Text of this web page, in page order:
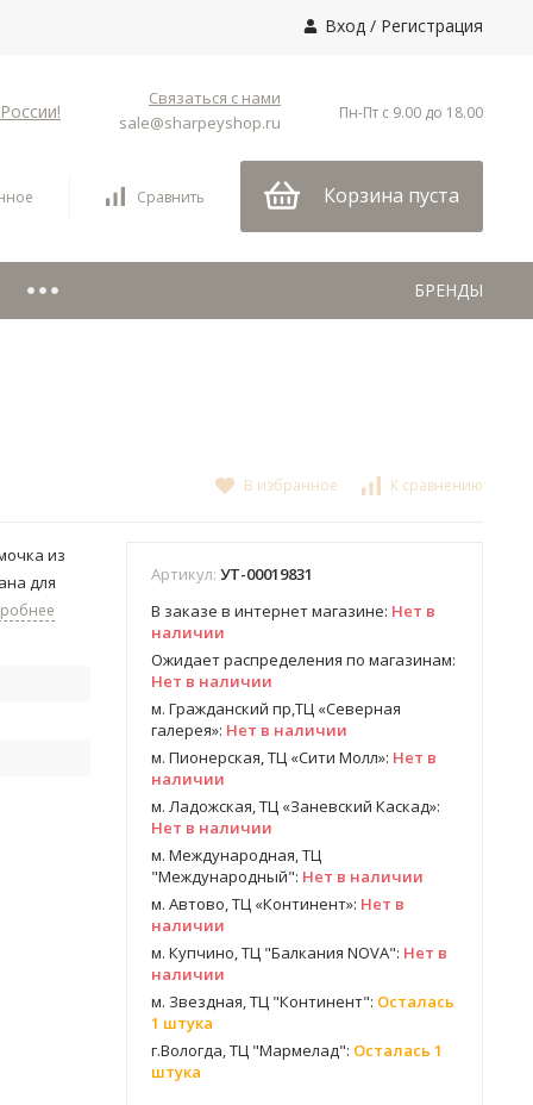
Вход / Регистрация
Связаться с нами
sale@sharpeyshop.ru
Пн-Пт с 9.00 до 18.00
Сравнить Корзина пуста
БРЕНДЫ
В избранное К сравнению
из
для
Артикул: УТ-00019831
В заказе в интернет магазине: Нет в
наличии
Ожидает распределения по магазинам:
Нет в наличии
м. Гражданский пр,ТЦ «Северная
галерея»: Нет в наличии
м. Пионерская, ТЦ «Сити Молл»: Нет в
наличии
м. Ладожская, ТЦ «Заневский Каскад»:
Нет в наличии
м. Международная, ТЦ
"Международный": Нет в наличии
м. Автово, ТЦ «Континент»: Нет в
наличии
м. Купчино, ТЦ "Балкания NOVA": Нет в
наличии
м. Звездная, ТЦ "Континент": Осталась
1 штука
г.Вологда, ТЦ "Мармелад": Осталась 1
штука